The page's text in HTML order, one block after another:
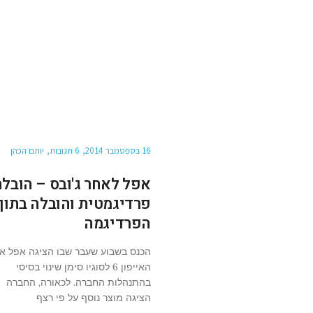
16 בספטמבר 2014 6 תגובות יותם הכהן
אפל לאחר ג'ובס –
פרדיגמטית והובלה
הפרדיגמה
הכנס בשבוע שעבר שבו הציגה אפל
האייפון 6 לסוגיו סימן שינוי בסיסי
בהתנהלות החברה. לכאורה, החברה
הציגה מוצר נוסף על פי רצף